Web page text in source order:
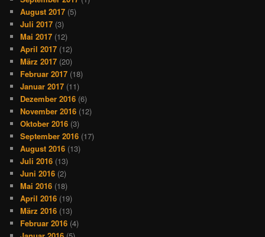
August 2017 (5)
Juli 2017 (3)
Mai 2017 (12)
April 2017 (12)
März 2017 (20)
Februar 2017 (18)
Januar 2017 (11)
Dezember 2016 (6)
November 2016 (12)
Oktober 2016 (3)
September 2016 (17)
August 2016 (13)
Juli 2016 (13)
Juni 2016 (2)
Mai 2016 (18)
April 2016 (19)
März 2016 (13)
Februar 2016 (4)